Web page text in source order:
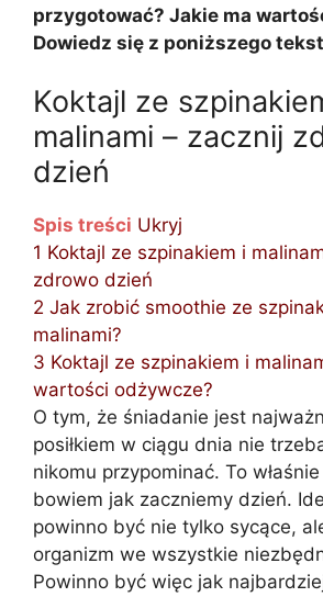
przygotować? Jakie ma
Dowiedz się z poniższego
Koktajl ze
malinami – zacznij
dzień
Spis treści Ukryj
1 Koktajl ze szpinakiem i
zdrowo dzień
2 Jak zrobić smoothie ze
malinami?
3 Koktajl ze szpinakiem i
wartości odżywcze?
O tym, że śniadanie jest
posiłkiem w ciągu dnia nie
nikomu przypominać. To
bowiem jak zaczniemy dzień.
powinno być nie tylko sycące,
organizm we wszystkie
Powinno być więc jak